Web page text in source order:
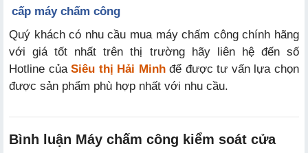
cấp máy chấm công
Quý khách có nhu cầu mua máy chấm công chính hãng
với giá tốt nhất trên thị trường hãy liên hệ đến số
Hotline củaSiêu thị Hải Minhđể được tư vấn lựa chọn
được sản phẩm phù hợp nhất với nhu cầu.
Bình luận Máy chấm công kiểm soát cửa